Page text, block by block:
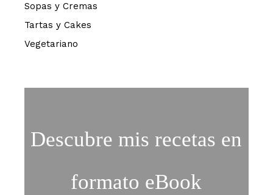
Sopas y Cremas
Tartas y Cakes
Vegetariano
Descubre mis recetas en
formato eBook